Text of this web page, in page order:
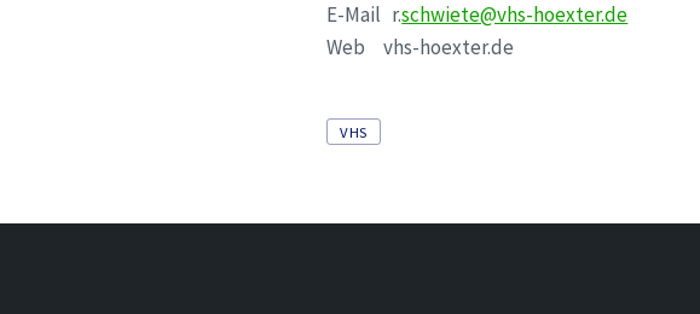
E-Mail r.schwiete@vhs-hoexter.de
Web vhs-hoexter.de
Tags
VHS